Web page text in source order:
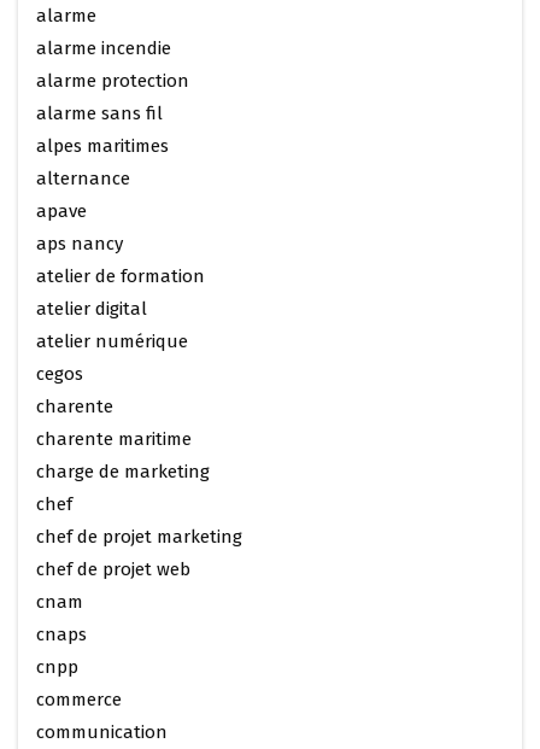
alarme
alarme incendie
alarme protection
alarme sans fil
alpes maritimes
alternance
apave
aps nancy
atelier de formation
atelier digital
atelier numérique
cegos
charente
charente maritime
charge de marketing
chef
chef de projet marketing
chef de projet web
cnam
cnaps
cnpp
commerce
communication